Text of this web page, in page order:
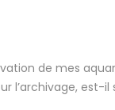
de mes
est-